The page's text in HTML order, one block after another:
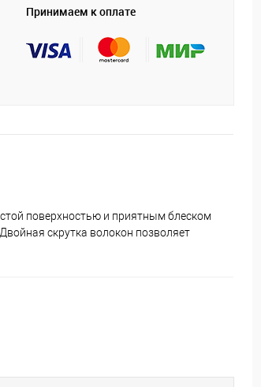
Принимаем к оплате
поверхностью и приятным блеском
скрутка волокон позволяет